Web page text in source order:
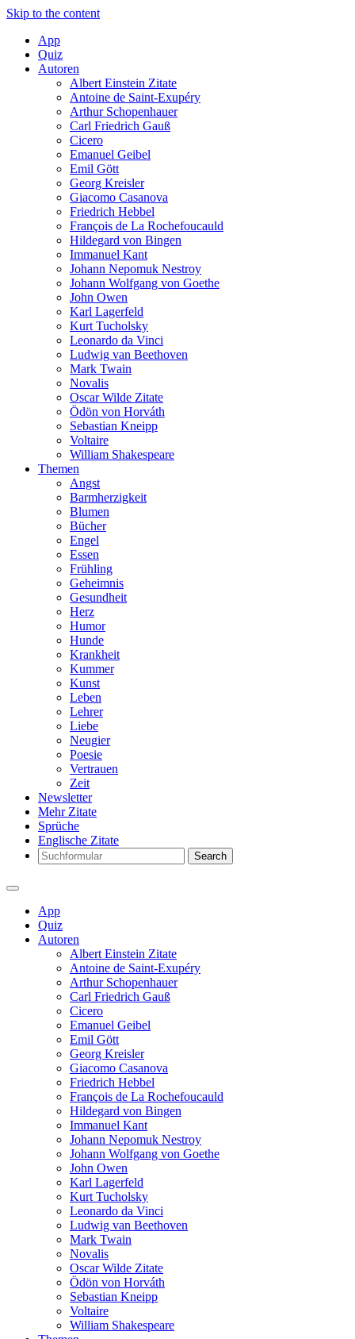
Skip to the content
App
Quiz
Autoren
Albert Einstein Zitate
Antoine de Saint-Exupéry
Arthur Schopenhauer
Carl Friedrich Gauß
Cicero
Emanuel Geibel
Emil Gött
Georg Kreisler
Giacomo Casanova
Friedrich Hebbel
François de La Rochefoucauld
Hildegard von Bingen
Immanuel Kant
Johann Nepomuk Nestroy
Johann Wolfgang von Goethe
John Owen
Karl Lagerfeld
Kurt Tucholsky
Leonardo da Vinci
Ludwig van Beethoven
Mark Twain
Novalis
Oscar Wilde Zitate
Ödön von Horváth
Sebastian Kneipp
Voltaire
William Shakespeare
Themen
Angst
Barmherzigkeit
Blumen
Bücher
Engel
Essen
Frühling
Geheimnis
Gesundheit
Herz
Humor
Hunde
Krankheit
Kummer
Kunst
Leben
Lehrer
Liebe
Neugier
Poesie
Vertrauen
Zeit
Newsletter
Mehr Zitate
Sprüche
Englische Zitate
Search
App
Quiz
Autoren
Albert Einstein Zitate
Antoine de Saint-Exupéry
Arthur Schopenhauer
Carl Friedrich Gauß
Cicero
Emanuel Geibel
Emil Gött
Georg Kreisler
Giacomo Casanova
Friedrich Hebbel
François de La Rochefoucauld
Hildegard von Bingen
Immanuel Kant
Johann Nepomuk Nestroy
Johann Wolfgang von Goethe
John Owen
Karl Lagerfeld
Kurt Tucholsky
Leonardo da Vinci
Ludwig van Beethoven
Mark Twain
Novalis
Oscar Wilde Zitate
Ödön von Horváth
Sebastian Kneipp
Voltaire
William Shakespeare